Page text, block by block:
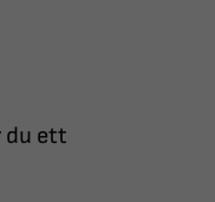
du ett